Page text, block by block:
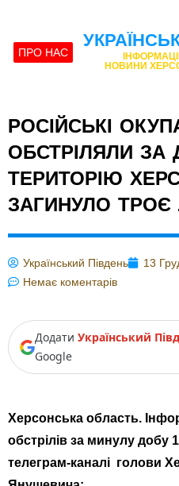
ПРО НАС
НОВИНИ
РОСІЙСЬКІ
ОБСТРІЛЯЛИ ЗА
ТЕРИТОРІЮ
ЗАГИНУЛО
Український Південь 13
Немає коментарів
Додати Український
Google
Херсонська область.
обстрілів за минулу добу
телеграм-каналі голови